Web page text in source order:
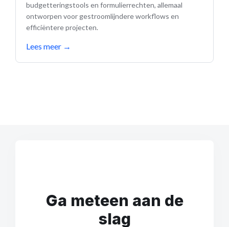
budgetteringstools en formulierrechten, allemaal
ontworpen voor gestroomlijndere workflows en
efficiëntere projecten.
Lees meer →
Ga meteen aan de
slag